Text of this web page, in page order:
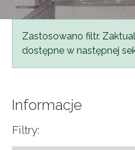
Komunikat
Zastosowano filtr.
dostępne w następnej
Informacje
Filtry: